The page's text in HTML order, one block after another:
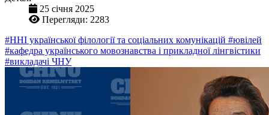
25 січня 2025
Перегляди: 2283
#ННІ української філології та соціальних комунікацій #ювілей
#кафедра українського мовознавства і прикладної лінгвістики
#викладачі ЧНУ